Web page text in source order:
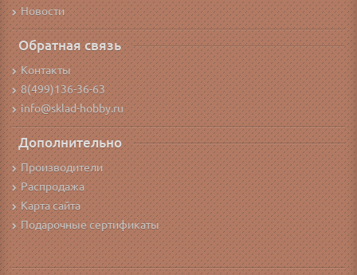
Новости
Обратная связь
Контакты
8(499)136-36-63
info@sklad-hobby.ru
Дополнительно
Производители
Распродажа
Карта сайта
Подарочные сертификаты